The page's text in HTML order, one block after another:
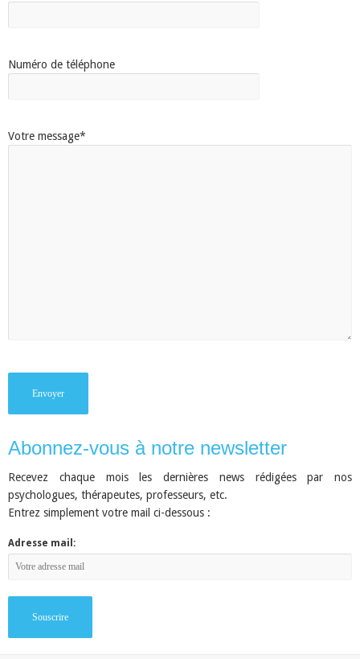
Numéro de téléphone
Votre message*
Abonnez-vous à notre newsletter
Recevez chaque mois les dernières news rédigées par nos
psychologues, thérapeutes, professeurs, etc.
Entrez simplement votre mail ci-dessous :
Adresse mail: